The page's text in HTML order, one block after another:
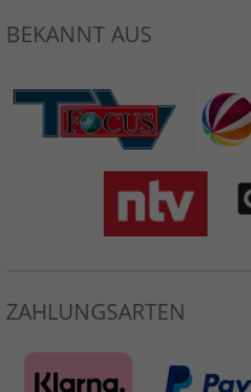
BEKANNT AUS
ZAHLUNGSARTEN